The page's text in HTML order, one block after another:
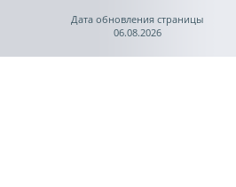
Дата обновления страницы
06.08.2026